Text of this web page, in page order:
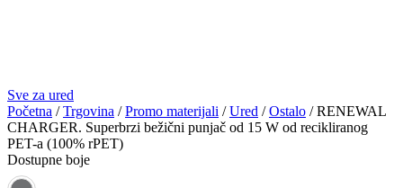
Sve za ured
Početna /Trgovina /Promo materijali /Ured /Ostalo / RENEWAL
CHARGER. Superbrzi bežični punjač od 15 W od recikliranog
PET-a (100% rPET)
Dostupne boje